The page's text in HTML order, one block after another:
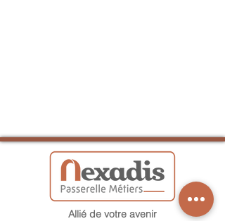
Allié de votre avenir